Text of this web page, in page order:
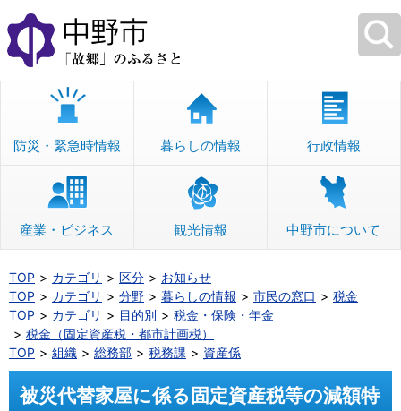
本
文
へ
移
防災・緊急時情報 暮らしの情報 行政情報
産業・ビジネス 観光情報 中野市について
TOP カテゴリ 区分
お知らせ
TOP
カテゴリ 分野 暮らしの情報 市民の窓口
税金
TOP
カテゴリ 目的別
税金・保険・年金
税金（固定資産税・都市計画税）
TOP
組織 総務部 税務課 資産係
被災代替家屋に係る固定資産税等の減額特